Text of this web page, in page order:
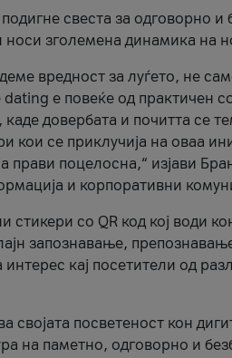
свеста за одговорно
носи зголемена динамика на
вредност за луѓето, не
dating е повеќе од практичен
довербата и почитта се
кои се приклучија на оваа
прави поцелосна,“ изјави
и корпоративни
стикери со QR код кој води
запознавање,
кај посетители од
својата посветеност кон
на паметно, одговорно и